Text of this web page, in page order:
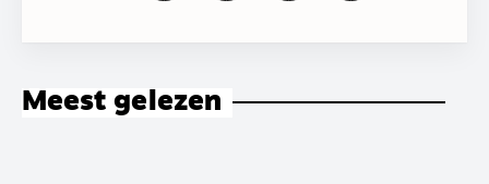
Meest gelezen